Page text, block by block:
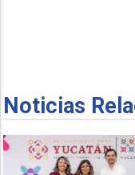
Noticias